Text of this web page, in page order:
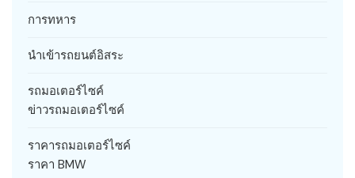
การทหาร
นำเข้ารถยนต์อิสระ
รถมอเตอร์ไซค์
ข่าวรถมอเตอร์ไซค์
ราคารถมอเตอร์ไซค์
ราคา BMW